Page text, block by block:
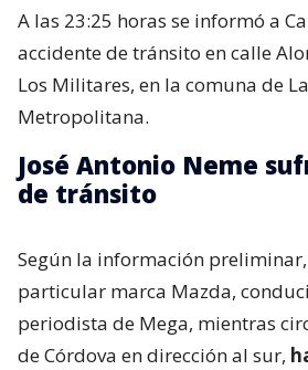
A las 23:25 horas se informó a
accidente de tránsito en calle
Los Militares, en la comuna de
Metropolitana.
José Antonio Neme
de tránsito
Según la información
particular marca Mazda,
periodista de Mega, mientras
de Córdova en dirección al sur,